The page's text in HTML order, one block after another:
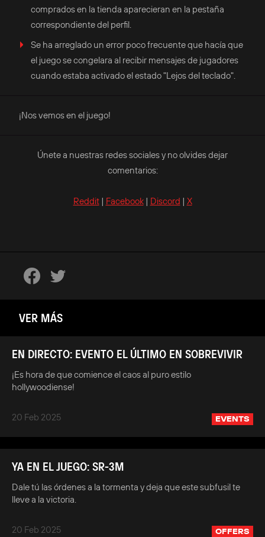
comprados en la tienda aparecieran en la pestaña
correspondiente del perfil.
Se ha arreglado un error poco frecuente que hacía que
el juego se congelara al recibir mensajes de jugadores
cuando estaba activado el estado "Lejos del teclado".
¡Nos vemos en el juego!
Únete a nuestras redes sociales y no olvides dejar
comentarios:
Reddit| Facebook| Discord | X
VER MÁS
EN DIRECTO: EVENTO EL ÚLTIMO EN SOBREVIVIR
¡Es hora de que comience el caos al puro estilo
hollywoodiense!
20 Feb 2025 EVENTS
YA EN EL JUEGO: SR-3M
Dale tú las órdenes a la tormenta y deja que este subfusil te
lleve a la victoria.
20 Feb 2025 OFFERS